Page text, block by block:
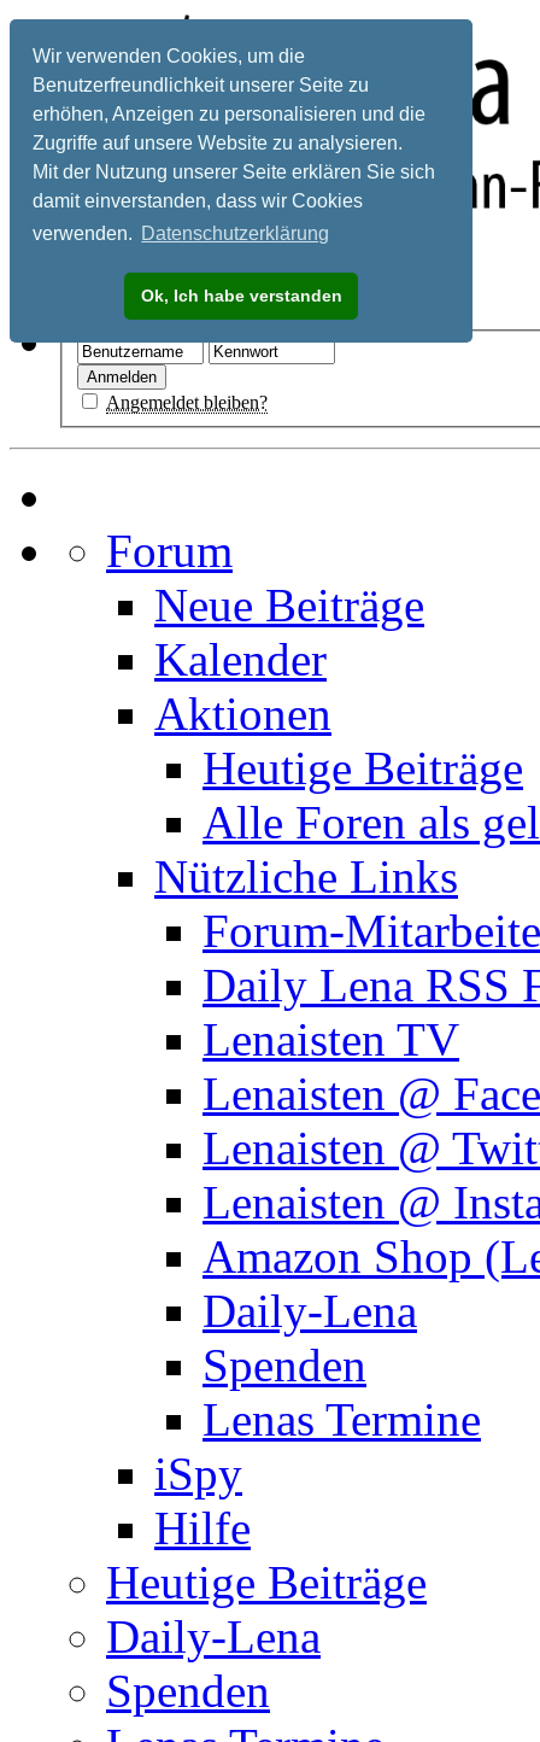
Wir verwenden Cookies, um die
Benutzerfreundlichkeit unserer Seite zu
erhöhen, Anzeigen zu personalisieren und die
Zugriffe auf unsere Website zu analysieren.
Mit der Nutzung unserer Seite erklären Sie sich
damit einverstanden, dass wir Cookies
verwenden. Datenschutzerklärung
Ok, Ich habe verstanden
Registrieren
Angemeldet bleiben?
Forum
Neue Beiträge
Kalender
Aktionen
Heutige Beiträge
Alle Foren als
Nützliche Links
Forum-
Daily Lena RSS
Lenaisten TV
Lenaisten @
Lenaisten @
Lenaisten @
Amazon Shop
Daily-Lena
Spenden
Lenas Termine
iSpy
Hilfe
Heutige Beiträge
Daily-Lena
Spenden